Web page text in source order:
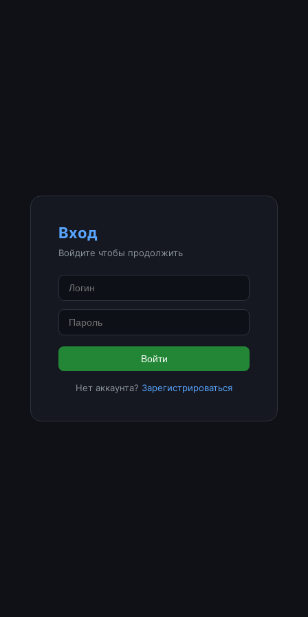
Вход
Войдите чтобы продолжить
Войти
Нет аккаунта? Зарегистрироваться